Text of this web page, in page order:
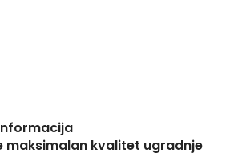
kvalitet ugradnje